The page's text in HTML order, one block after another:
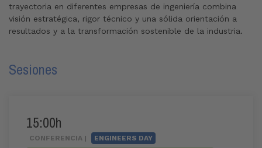
trayectoria en diferentes empresas de ingeniería combina
visión estratégica, rigor técnico y una sólida orientación a
resultados y a la transformación sostenible de la industria.
Sesiones
15:00h
CONFERENCIA |
ENGINEERS DAY